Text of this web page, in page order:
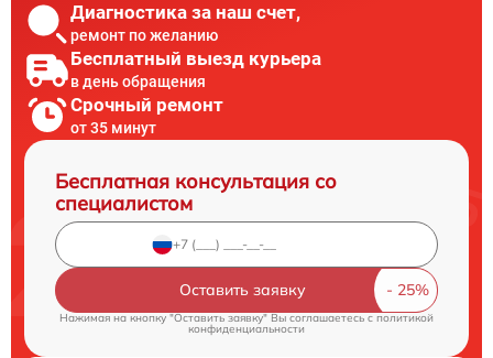
Диагностика за наш счет,
ремонт по желанию
Бесплатный выезд курьера
в день обращения
Срочный ремонт
от 35 минут
Бесплатная консультация со
специалистом
Оставить заявку
Нажимая на кнопку "Оставить заявку" Вы соглашаетесь cполитикой
конфиденциальности